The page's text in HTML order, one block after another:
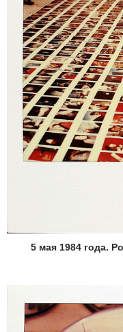
5 мая 1984 года.